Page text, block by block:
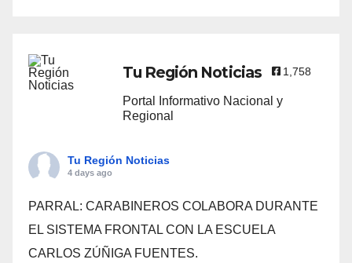
Tu Región Noticias 1,758
Portal Informativo Nacional y
Regional
Tu Región Noticias
4 days ago
PARRAL: CARABINEROS COLABORA DURANTE
EL SISTEMA FRONTAL CON LA ESCUELA
CARLOS ZÚÑIGA FUENTES.